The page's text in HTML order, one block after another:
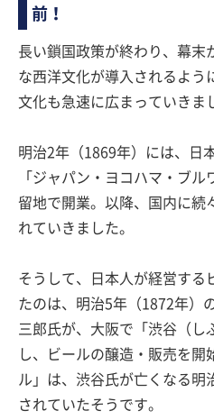
前！
長い鎖国政策が終わり、幕末
な西洋文化が導入されるよう
文化も急速に広まっていきま
明治2年（1869年）には、日
「ジャパン・ヨコハマ・ブ
留地で開業。以降、国内に続
れていきました。
そうして、日本人が経営する
たのは、明治5年（1872年）
三郎氏が、大阪で「渋谷（し
し、ビールの醸造・販売を開
ル」は、渋谷氏が亡くなる明
されていたそうです。